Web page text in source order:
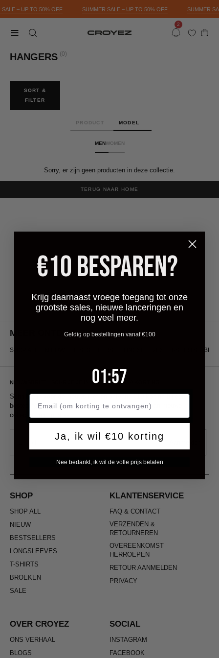
Skip
to
content
SALE – UP TO 50% OFF SUMMER SALE – UP TO 50% OFF SUMMER
Open
OPEN
SEARCH
BAR
Notifications
2
Open
HANGERS (0)
SORT &
FILTER
PRODUCT MODEL
MENWOMEN
Sorry, er zijn geen producten in deze collectie.
TERUG NAAR HOME
MEER ONTDEKKEN
SHOP ALL
NIEUWSBRIEF | SCHRIJF JE IN & ONTVANG €10 KORTING
Schrijf je in voor de nieuwsbrief en ontvang €10 korting bij een
besteding van €100. Blijf als eerste op de hoogte van nieuwe
collecties en updates.
SHOP
SHOP ALL
NIEUW
BESTSELLERS
LONGSLEEVES
T-SHIRTS
BROEKEN
SALE
KLANTENSERVICE
FAQ & CONTACT
VERZENDEN &
RETOURNEREN
OVEREENKOMST
HERROEPEN
RETOUR AANMELDEN
PRIVACY
OVER CROYEZ
ONS VERHAAL
BLOGS
SOCIAL
INSTAGRAM
FACEBOOK
€10 BESPAREN?
Krijg daarnaast vroege toegang tot onze
grootste sales, nieuwe lanceringen en
nog veel meer.
Geldig op bestellingen vanaf €100
Countdown ends in:
1
01: 57
57
Ja, ik wil €10 korting
Nee bedankt, ik wil de volle prijs betalen